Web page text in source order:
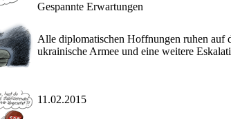
Gespannte Erwartungen
Alle diplomatischen Hoffnungen ruhen auf
ukrainische Armee und eine weitere
11.02.2015